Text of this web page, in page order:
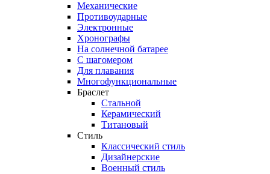
Механические
Противоударные
Электронные
Хронографы
На солнечной батарее
С шагомером
Для плавания
Многофункциональные
Браслет
Стальной
Керамический
Титановый
Стиль
Классический стиль
Дизайнерские
Военный стиль